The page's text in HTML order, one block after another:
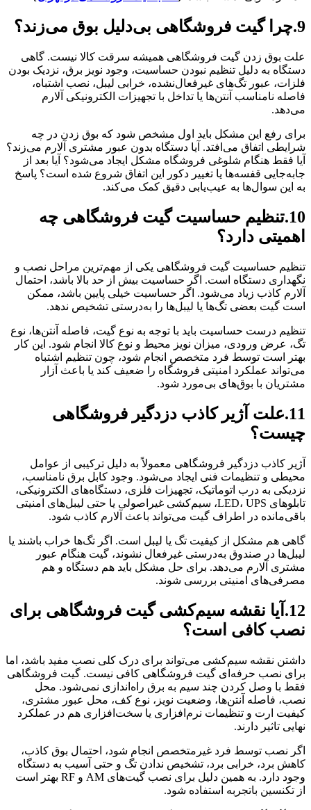
9.چرا گیت فروشگاهی بی‌دلیل بوق می‌زند؟
علت بوق زدن گیت فروشگاهی همیشه سرقت کالا نیست. گاهی
دستگاه به دلیل تنظیم نبودن حساسیت، وجود نویز برق، نزدیک بودن
فلزات، عبور تگ‌های غیرفعال‌نشده، خرابی لیبل، نصب اشتباه،
فاصله نامناسب آنتن‌ها یا تداخل با تجهیزات الکترونیکی آلارم
می‌دهد.
برای رفع این مشکل باید اول مشخص شود که بوق زدن در چه
شرایطی اتفاق می‌افتد. آیا دستگاه بدون عبور مشتری آلارم می‌زند؟
آیا فقط هنگام شلوغی فروشگاه مشکل ایجاد می‌شود؟ آیا بعد از
جابه‌جایی قفسه‌ها یا تغییر دکور این اتفاق شروع شده است؟ پاسخ
به این سوال‌ها به عیب‌یابی دقیق کمک می‌کند.
10.تنظیم حساسیت گیت فروشگاهی چه
اهمیتی دارد؟
تنظیم حساسیت گیت فروشگاهی یکی از مهم‌ترین مراحل نصب و
نگهداری دستگاه است. اگر حساسیت بیش از حد بالا باشد، احتمال
آلارم کاذب زیاد می‌شود. اگر حساسیت خیلی پایین باشد، ممکن
است گیت بعضی تگ‌ها یا لیبل‌ها را به‌درستی تشخیص ندهد.
تنظیم درست حساسیت باید با توجه به نوع گیت، فاصله آنتن‌ها، نوع
تگ، عرض ورودی، میزان نویز محیط و نوع کالا انجام شود. این کار
بهتر است توسط فرد متخصص انجام شود، چون تنظیم اشتباه
می‌تواند عملکرد امنیتی فروشگاه را ضعیف کند یا باعث آزار
مشتریان با بوق‌های بی‌مورد شود.
11.علت آژیر کاذب دزدگیر فروشگاهی
چیست؟
آژیر کاذب دزدگیر فروشگاهی معمولاً به دلیل ترکیبی از عوامل
محیطی و تنظیمات فنی ایجاد می‌شود. وجود کابل برق نامناسب،
نزدیکی به درب اتوماتیک، تجهیزات فلزی، دستگاه‌های الکترونیکی،
تابلوهای LED، UPS، سیم‌کشی غیراصولی یا حتی لیبل‌های امنیتی
باقی‌مانده در اطراف گیت می‌تواند باعث آلارم کاذب شود.
گاهی هم مشکل از کیفیت تگ یا لیبل است. اگر تگ‌ها خراب باشند یا
لیبل‌ها در صندوق به‌درستی غیرفعال نشوند، گیت هنگام عبور
مشتری آلارم می‌دهد. برای حل مشکل باید هم دستگاه و هم
مصرفی‌های امنیتی بررسی شوند.
12.آیا نقشه سیم‌کشی گیت فروشگاهی برای
نصب کافی است؟
داشتن نقشه سیم‌کشی می‌تواند برای درک کلی نصب مفید باشد، اما
برای نصب حرفه‌ای گیت فروشگاهی کافی نیست. گیت فروشگاهی
فقط با وصل کردن چند سیم به برق راه‌اندازی نمی‌شود. محل
نصب، فاصله آنتن‌ها، وضعیت نویز، نوع کف، محل عبور مشتری،
کیفیت ارت و تنظیمات نرم‌افزاری یا سخت‌افزاری هم در عملکرد
نهایی تاثیر دارند.
اگر نصب توسط فرد غیرمتخصص انجام شود، احتمال بوق کاذب،
کاهش برد، خرابی برد، تشخیص ندادن تگ و حتی آسیب به دستگاه
وجود دارد. به همین دلیل برای نصب گیت‌های AM و RF بهتر است
از تکنسین باتجربه استفاده شود.